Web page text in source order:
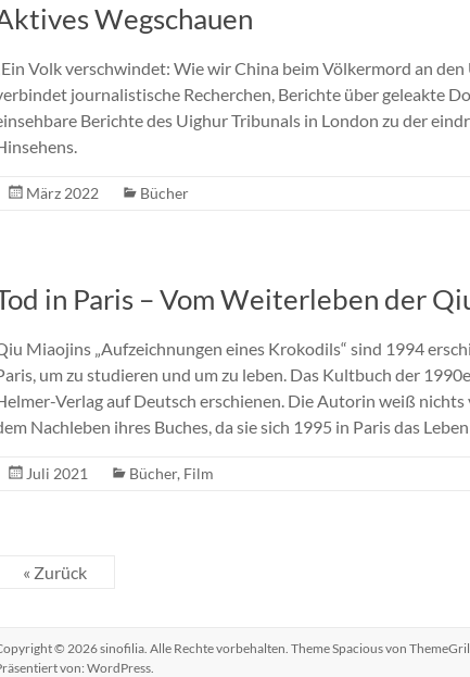
Wegschauen
Volk verschwindet: Wie wir China beim Völkermord an den
journalistische Recherchen, Berichte über geleakte
Berichte des Uighur Tribunals in London zu der
März 2022 Bücher
in Paris – Vom Weiterleben der
Miaojins „Aufzeichnungen eines Krokodils“ sind 1994
um zu studieren und um zu leben. Das Kultbuch der
Verlag auf Deutsch erschienen. Die Autorin weiß
Nachleben ihres Buches, da sie sich 1995 in Paris das
Juli 2021 Bücher, Film
« Zurück
© 2026sinofilia. Alle Rechte vorbehalten. ThemeSpaciousvon
von:WordPress.